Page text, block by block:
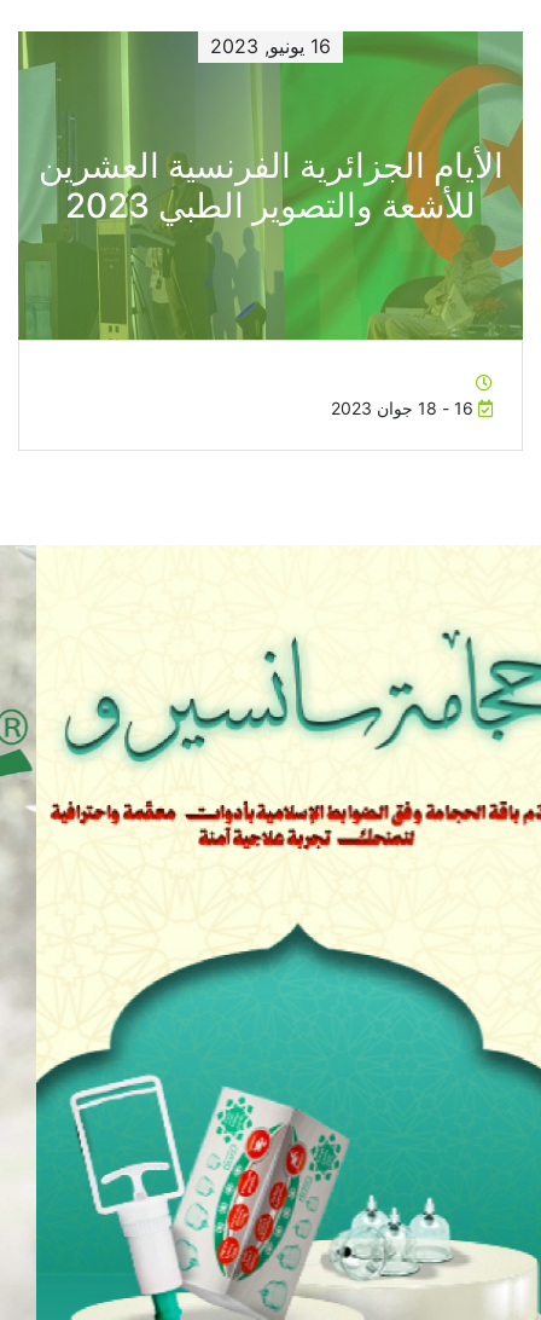
16 يونيو, 2023
الأيام الجزائرية الفرنسية العشرين
للأشعة والتصوير الطبي 2023
16 - 18 جوان 2023